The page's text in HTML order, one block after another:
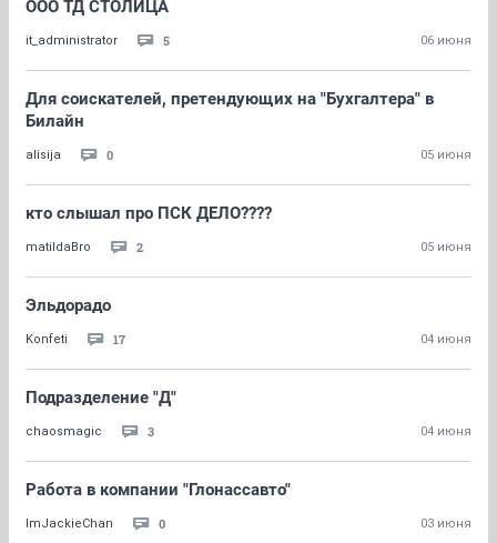
ООО ТД СТОЛИЦА
it_administrator 5 06 июня
Для соискателей, претендующих на "Бухгалтера" в
Билайн
alisija 0 05 июня
кто слышал про ПСК ДЕЛО????
matildaBro 2 05 июня
Эльдорадо
Konfeti 17 04 июня
Подразделение "Д"
chaosmagic 3 04 июня
Работа в компании "Глонассавто"
ImJackieChan 0 03 июня